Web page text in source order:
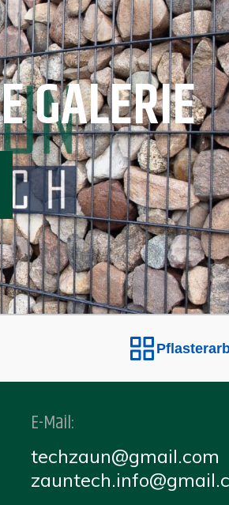
GALERIE
Pflasterarbeiten –
E-Mail:
techzaun@gmail.com